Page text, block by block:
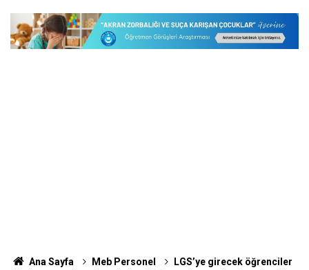
Ana Sayfa Meb Personel
LGS’ye girecek öğrenciler